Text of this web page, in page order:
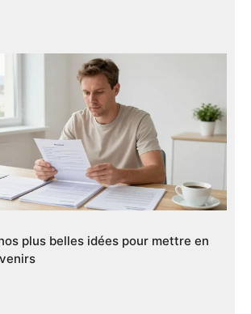
plus belles idées pour mettre en